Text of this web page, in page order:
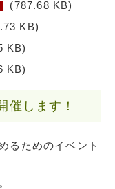
(787.68 KB)
KB)
KB)
KB)
します！
るためのイベント